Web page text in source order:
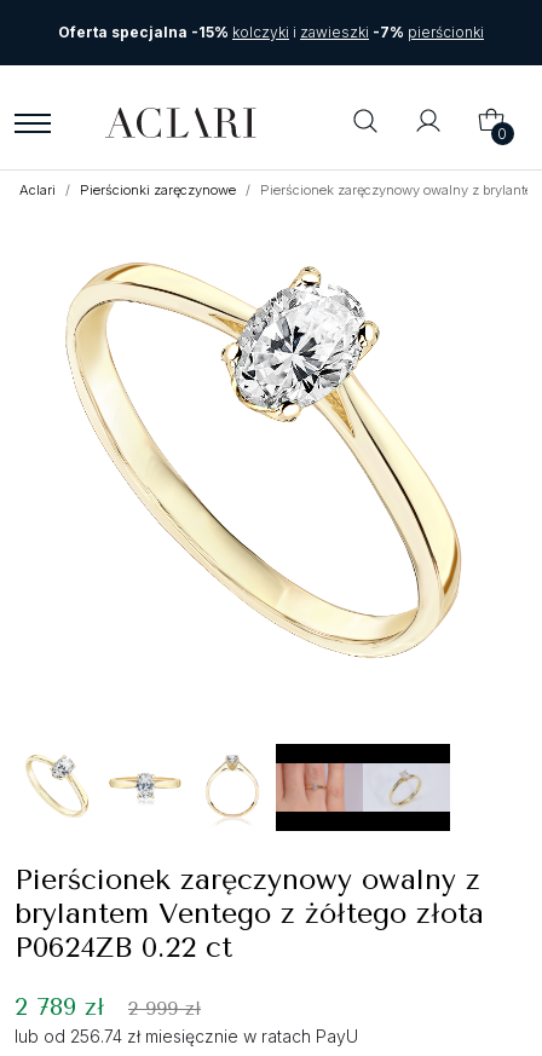
Oferta specjalna -15% kolczyki i zawieszki -7% pierścionki
0
Aclari Pierścionki zaręczynowe Pierścionek zaręczynowy owalny z
Pierścionek zaręczynowy owalny z
brylantem Ventego z żółtego złota
P0624ZB 0.22 ct
2 789 zł 2 999 zł
lub od 256.74 zł miesięcznie w ratach PayU